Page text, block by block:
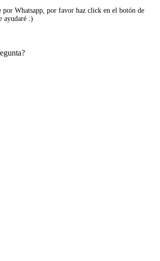
por Whatsapp, por favor haz click en el botón de
ayudaré :)